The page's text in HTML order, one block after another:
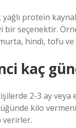
protein
seçenektir.
hindi, tofu
kaç
2-3 ay veya
kilo
verirler.